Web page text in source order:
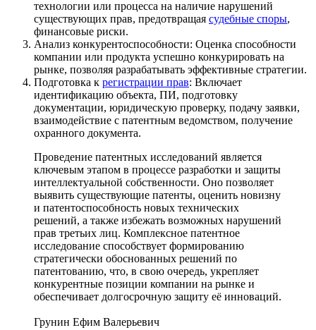
технологии или процесса на наличие нарушений
существующих прав, предотвращая судебные споры,
финансовые риски.
Анализ конкурентоспособности: Оценка способности
компании или продукта успешно конкурировать на
рынке, позволяя разрабатывать эффективные стратегии.
Подготовка к регистрации прав: Включает
идентификацию объекта, ПИ, подготовку
документации, юридическую проверку, подачу заявки,
взаимодействие с патентным ведомством, получение
охранного документа.
Проведение патентных исследований является
ключевым этапом в процессе разработки и защиты
интеллектуальной собственности. Оно позволяет
выявить существующие патенты, оценить новизну
и патентоспособность новых технических
решений, а также избежать возможных нарушений
прав третьих лиц. Комплексное патентное
исследование способствует формированию
стратегически обоснованных решений по
патентованию, что, в свою очередь, укрепляет
конкурентные позиции компании на рынке и
обеспечивает долгосрочную защиту её инноваций.
Грунин Ефим Валерьевич